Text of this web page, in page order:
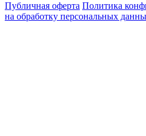
Публичная оферта Политика
на обработку персональных